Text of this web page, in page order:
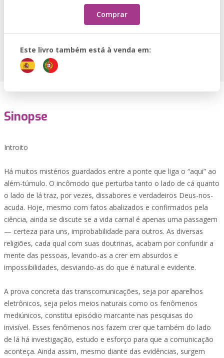
Comprar
Este livro também está à venda em:
Sinopse
Introito
Há muitos mistérios guardados entre a ponte que liga o “aqui” ao
além-túmulo. O incômodo que perturba tanto o lado de cá quanto
o lado de lá traz, por vezes, dissabores e verdadeiros Deus-nos-
acuda. Hoje, mesmo com fatos abalizados e confirmados pela
ciência, ainda se discute se a vida carnal é apenas uma passagem
— certeza para uns, improbabilidade para outros. As diversas
religiões, cada qual com suas doutrinas, acabam por confundir a
mente das pessoas, levando-as a crer em absurdos e
impossibilidades, desviando-as do que é natural e evidente.
A prova concreta das transcomunicações, seja por aparelhos
eletrônicos, seja pelos meios naturais como os fenômenos
mediúnicos, constitui episódio marcante nas pesquisas do
invisível. Esses fenômenos nos fazem crer que também do lado
de lá há investigação, estudo e esforço para que a comunicação
aconteça. Ainda assim, mesmo diante das evidências, surgem